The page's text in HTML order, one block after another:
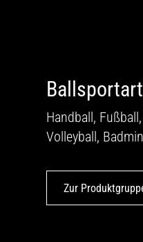
Handball,
Volleyball,
Zur